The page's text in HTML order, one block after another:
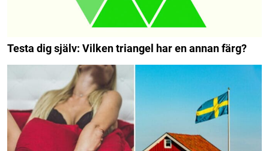
Testa dig själv: Vilken triangel har en annan färg?